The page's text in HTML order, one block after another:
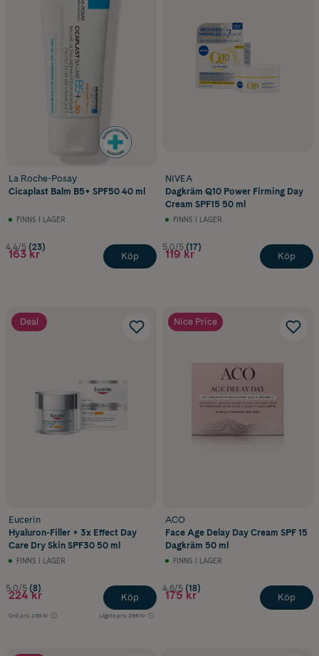
La Roche-Posay
Cicaplast Balm B5+ SPF50 40 ml
FINNS I LAGER
4.4/5 (23)
163 kr Köp
NIVEA
Dagkräm Q10 Power Firming Day
Cream SPF15 50 ml
FINNS I LAGER
5.0/5 (17)
119 kr Köp
Deal
Eucerin
Hyaluron-Filler + 3x Effect Day
Care Dry Skin SPF30 50 ml
FINNS I LAGER
5.0/5 (8)
224 kr
Ord.pris 299 kr Lägsta pris 296 kr
Köp
Nice Price
ACO
Face Age Delay Day Cream SPF 15
Dagkräm 50 ml
FINNS I LAGER
4.6/5 (18)
175 kr Köp